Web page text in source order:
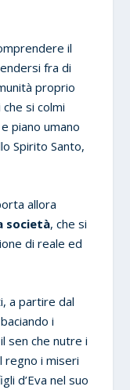
il
fra di
proprio
si colmi
piano umano
Spirito Santo,
allora
società, che si
di reale ed
a partire dal
i
sen che nutre i
regno i miseri
d’Eva nel suo